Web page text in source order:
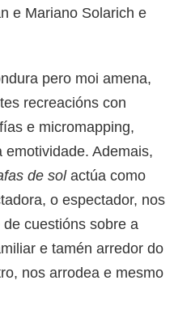
e Mariano Solarich e
pero moi amena,
recreacións con
e micromapping,
Ademais,
de solactúa como
o espectador, nos
cuestións sobre a
e tamén arredor do
nos arrodea e mesmo